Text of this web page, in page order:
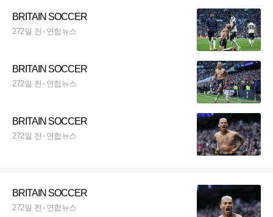
BRITAIN SOCCER
272일 전 연합뉴스
BRITAIN SOCCER
272일 전 연합뉴스
BRITAIN SOCCER
272일 전 연합뉴스
BRITAIN SOCCER
272일 전 연합뉴스